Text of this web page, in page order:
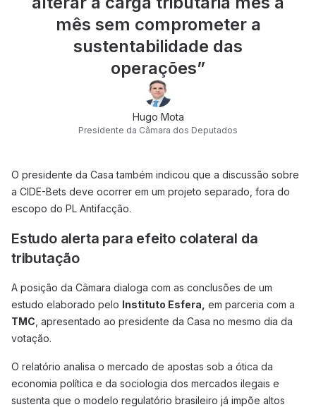
mês sem comprometer a
sustentabilidade das
operações”
Hugo Mota
Presidente da Câmara dos Deputados
O presidente da Casa também indicou que a discussão sobre
a CIDE-Bets deve ocorrer em um projeto separado, fora do
escopo do PL Antifacção.
Estudo alerta para efeito colateral da
tributação
A posição da Câmara dialoga com as conclusões de um
estudo elaborado pelo Instituto Esfera, em parceria com a
TMC , apresentado ao presidente da Casa no mesmo dia da
votação.
O relatório analisa o mercado de apostas sob a ótica da
economia política e da sociologia dos mercados ilegais e
sustenta que o modelo regulatório brasileiro já impõe altos